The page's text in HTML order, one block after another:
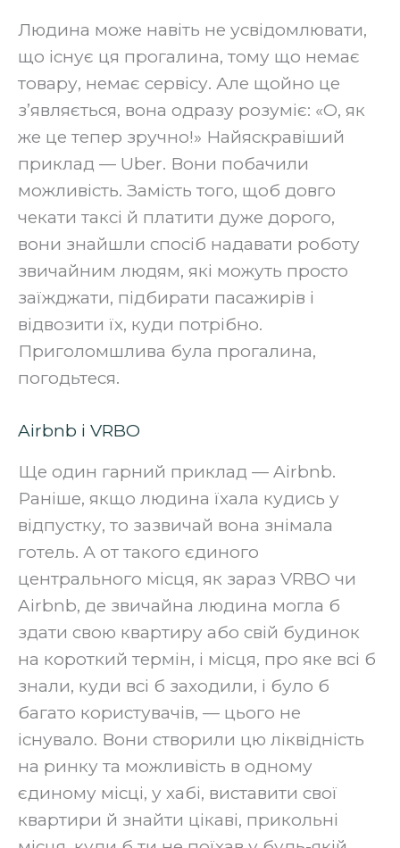
Людина може навіть не усвідомлювати,
що існує ця прогалина, тому що немає
товару, немає сервісу. Але щойно це
з’являється, вона одразу розуміє: «О, як
же це тепер зручно!» Найяскравіший
приклад — Uber. Вони побачили
можливість. Замість того, щоб довго
чекати таксі й платити дуже дорого,
вони знайшли спосіб надавати роботу
звичайним людям, які можуть просто
заїжджати, підбирати пасажирів і
відвозити їх, куди потрібно.
Приголомшлива була прогалина,
погодьтеся.‍
Airbnb і VRBO
Ще один гарний приклад — Airbnb.
Раніше, якщо людина їхала кудись у
відпустку, то зазвичай вона знімала
готель. А от такого єдиного
центрального місця, як зараз VRBO чи
Airbnb, де звичайна людина могла б
здати свою квартиру або свій будинок
на короткий термін, і місця, про яке всі б
знали, куди всі б заходили, і було б
багато користувачів, — цього не
існувало. Вони створили цю ліквідність
на ринку та можливість в одному
єдиному місці, у хабі, виставити свої
квартири й знайти цікаві, прикольні